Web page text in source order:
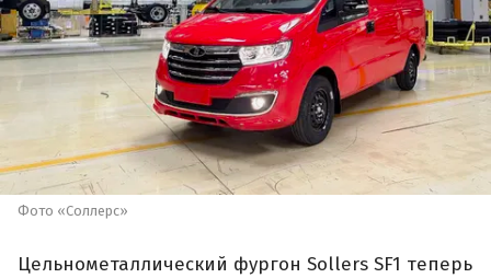
Фото «Соллерс»
Цельнометаллический фургон Sollers SF1 теперь